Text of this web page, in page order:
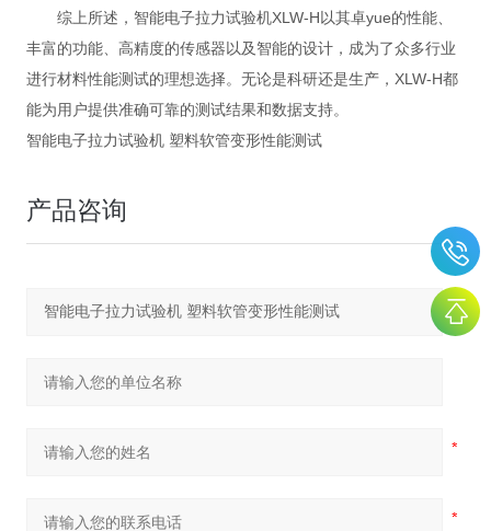
综上所述，智能电子拉力试验机XLW-H以其卓yue的性能、
丰富的功能、高精度的传感器以及智能的设计，成为了众多行业
进行材料性能测试的理想选择。无论是科研还是生产，XLW-H都
能为用户提供准确可靠的测试结果和数据支持。
智能电子拉力试验机 塑料软管变形性能测试
产品咨询